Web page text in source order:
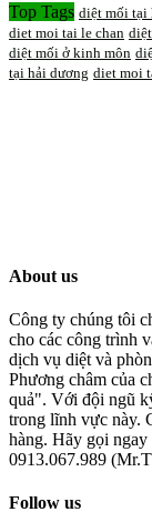
Top Tags diệt mối tại
diet moi tai le chan
diệt mối ở kinh môn
tại hải dương diet moi
About us
Công ty chúng tôi
cho các công trình
dịch vụ diệt và
Phương châm của
quả". Với đội ngũ
trong lĩnh vực này.
hàng. Hãy gọi ngay
0913.067.989
Follow us